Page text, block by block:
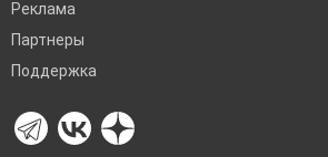
Реклама
Партнеры
Поддержка